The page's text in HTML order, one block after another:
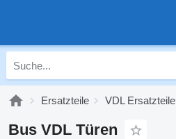
Ersatzteile VDL Ersatzteile
Bus VDL Türen